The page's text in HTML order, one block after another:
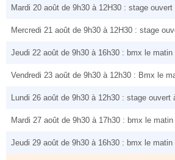
Mardi 20 août de 9h30 à 12H30 : stage ouvert
Mercredi 21 août de 9h30 à 12H30 : stage
Jeudi 22 août de 9h30 à 16h30 : bmx le
Vendredi 23 août de 9h30 à 12h30 : Bmx le
Lundi 26 août de 9h30 à 12h30 : stage ouvert
Mardi 27 août de 9h30 à 17h30 : bmx le
Jeudi 29 août de 9h30 à 16h30 : bmx le matin